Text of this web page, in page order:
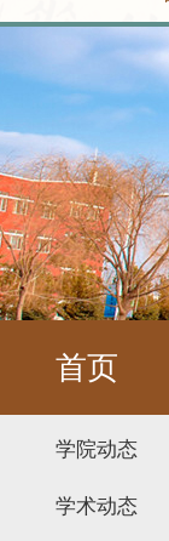
首页
学院动态
学术动态